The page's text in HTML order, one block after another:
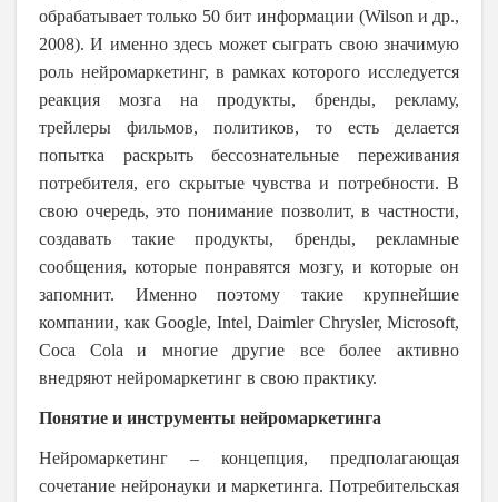
обрабатывает только 50 бит информации (Wilson и др.,
2008). И именно здесь может сыграть свою значимую
роль нейромаркетинг, в рамках которого исследуется
реакция мозга на продукты, бренды, рекламу,
трейлеры фильмов, политиков, то есть делается
попытка раскрыть бессознательные переживания
потребителя, его скрытые чувства и потребности. В
свою очередь, это понимание позволит, в частности,
создавать такие продукты, бренды, рекламные
сообщения, которые понравятся мозгу, и которые он
запомнит. Именно поэтому такие крупнейшие
компании, как Google, Intel, Daimler Chrysler, Microsoft,
Coca
Cola
и многие другие все более активно
внедряют нейромаркетинг в свою практику.
Понятие и инструменты нейромаркетинга
Нейромаркетинг – концепция, предполагающая
сочетание нейронауки и маркетинга. Потребительская